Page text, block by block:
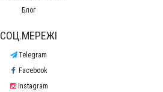
Блог
СОЦ.МЕРЕЖІ
Telegram
Facebook
Instagram